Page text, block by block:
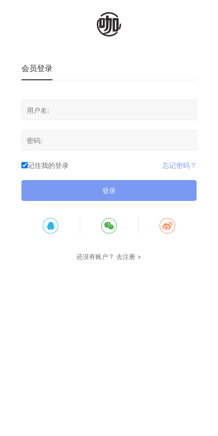
会员登录
记住我的登录 忘记密码？
登录
还没有账户？ 去注册 >